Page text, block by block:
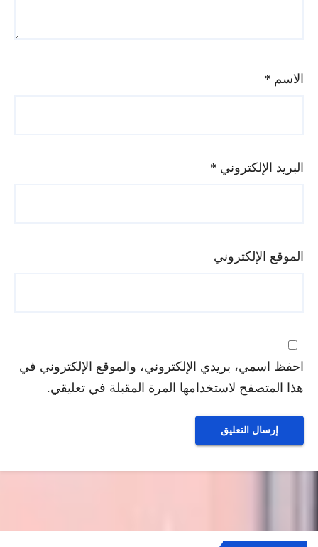
الاسم*
البريد الإلكتروني*
الموقع الإلكتروني
احفظ اسمي، بريدي الإلكتروني، والموقع الإلكتروني في
هذا المتصفح لاستخدامها المرة المقبلة في تعليقي.